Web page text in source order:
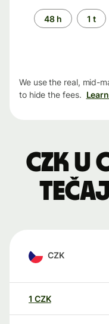
Time
period
48 h 1 t
We use the real, mid-
to hide the fees.
CZK u
CZK
1 CZK